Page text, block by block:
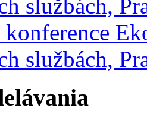
službách,
službách,